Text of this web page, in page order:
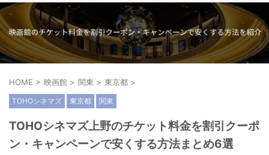
HOME > 映画館 > 関東 > 東京都 >
TOHOシネマズ 東京都 関東
TOHOシネマズ上野のチケット料金を割引クーポ
ン・キャンペーンで安くする方法まとめ6選